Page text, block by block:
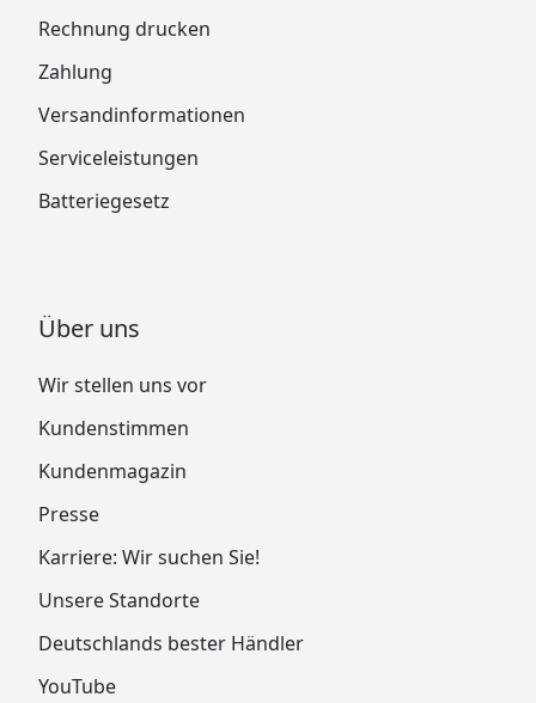
Rechnung drucken
Zahlung
Versandinformationen
Serviceleistungen
Batteriegesetz
Über uns
Wir stellen uns vor
Kundenstimmen
Kundenmagazin
Presse
Karriere: Wir suchen Sie!
Unsere Standorte
Deutschlands bester Händler
YouTube